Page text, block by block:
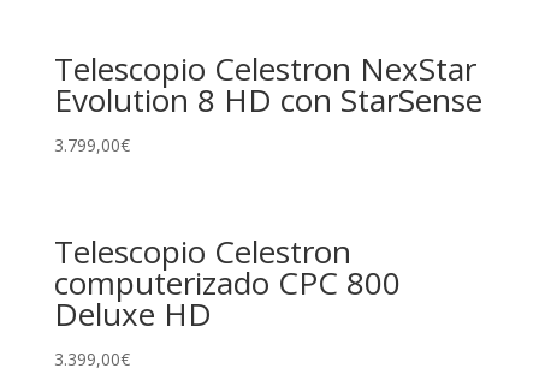
Telescopio Celestron NexStar
Evolution 8 HD con StarSense
3.799,00€
Telescopio Celestron
computerizado CPC 800
Deluxe HD
3.399,00€